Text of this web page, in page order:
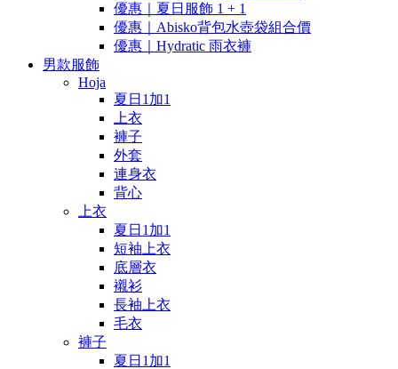
優惠｜夏日服飾 1 + 1
優惠｜Abisko背包水壺袋組合價
優惠｜Hydratic 雨衣褲
男款服飾
Hoja
夏日1加1
上衣
褲子
外套
連身衣
背心
上衣
夏日1加1
短袖上衣
底層衣
襯衫
長袖上衣
毛衣
褲子
夏日1加1